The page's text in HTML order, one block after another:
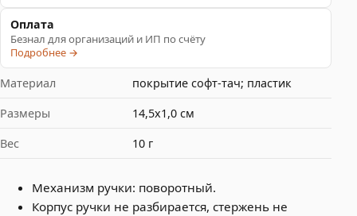
Оплата
Безнал для организаций и ИП по счёту
Подробнее →
Материал
покрытие софт-тач; пластик
Размеры
14,5х1,0 см
Вес
10 г
Механизм ручки: поворотный.
Корпус ручки не разбирается, стержень не